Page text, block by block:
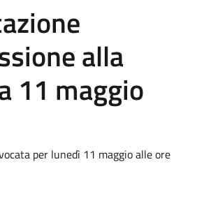
alla
11 maggio
per lunedì 11 maggio alle ore